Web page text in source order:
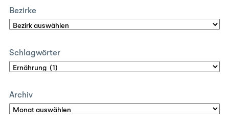
Bezirke
Schlagwörter
Archiv